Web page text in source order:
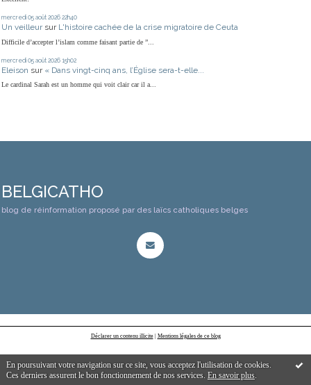
En poursuivant votre navigation sur ce site, vous acceptez l'utilisation de cookies.
Ces derniers assurent le bon fonctionnement de nos services. En savoir plus
mercredi 05 août 2026 22h40
Un veilleur sur L'histoire cachée de la crise migratoire de Ceuta
Difficile d’accepter l’islam comme faisant partie de ”...
mercredi 05 août 2026 15h02
Eleison sur « Dans vingt-cinq ans, l’Église sera-t-elle...
Le cardinal Sarah est un homme qui voit clair car il a...
BELGICATHO
blog de réinformation proposé par des laïcs catholiques belges
Déclarer un contenu illicite| Mentions légales de ce blog